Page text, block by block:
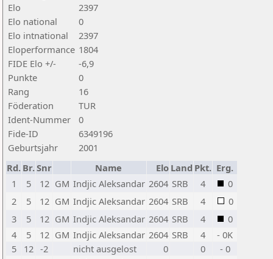
Elo
2397
Elo national
0
Elo intnational
2397
Eloperformance 1804
FIDE Elo +/-
-6,9
Punkte
0
Rang
16
Föderation
TUR
Ident-Nummer
0
Fide-ID
6349196
Geburtsjahr
2001
Rd. Br.Snr Name Elo Land Pkt. Erg.
1
5 12 GM Indjic Aleksandar 2604 SRB 4
0
2
5 12 GM Indjic Aleksandar 2604 SRB 4
0
3
5 12 GM Indjic Aleksandar 2604 SRB 4
0
4
5 12 GM Indjic Aleksandar 2604 SRB 4
- 0K
5
12 -2 nicht ausgelost 0 0
- 0